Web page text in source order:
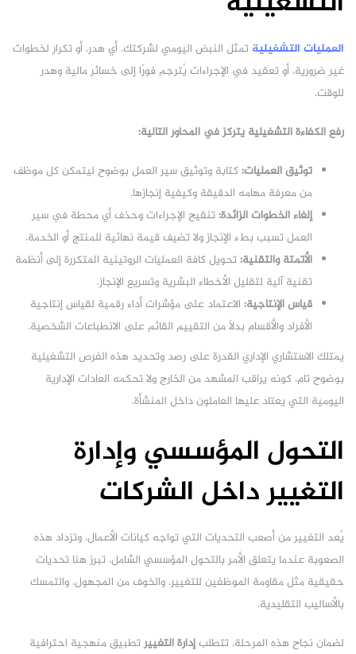
العمليات التشغيلية تمثل النبض اليومي لشركتك. أي هدر، أو تكرار لخطوات
غير ضرورية، أو تعقيد في الإجراءات يُترجم فورًا إلى خسائر مالية وهدر
للوقت.
رفع الكفاءة التشغيلية يتركز في المحاور التالية:
توثيق العمليات:كتابة وتوثيق سير العمل بوضوح ليتمكن كل موظف
من معرفة مهامه الدقيقة وكيفية إنجازها.
إلغاء الخطوات الزائدة: تنقيح الإجراءات وحذف أي محطة في سير
العمل تسبب بطء الإنجاز ولا تضيف قيمة نهائية للمنتج أو الخدمة.
الأتمتة والتقنية: تحويل كافة العمليات الروتينية المتكررة إلى أنظمة
تقنية آلية لتقليل الأخطاء البشرية وتسريع الإنجاز.
قياس الإنتاجية: الاعتماد على مؤشرات أداء رقمية لقياس إنتاجية
الأفراد والأقسام بدلاً من التقييم القائم على الانطباعات الشخصية.
يمتلك الاستشاري الإداري القدرة على رصد وتحديد هذه الفرص التشغيلية
بوضوح تام، كونه يراقب المشهد من الخارج ولا تحكمه العادات الإدارية
اليومية التي يعتاد عليها العاملون داخل المنشأة.
التحول المؤسسي وإدارة
التغيير داخل الشركات
يُعد التغيير من أصعب التحديات التي تواجه كيانات الأعمال، وتزداد هذه
الصعوبة عندما يتعلق الأمر بالتحول المؤسسي الشامل. تبرز هنا تحديات
حقيقية مثل مقاومة الموظفين للتغيير، والخوف من المجهول، والتمسك
بالأساليب التقليدية.
لضمان نجاح هذه المرحلة، تتطلبإدارة التغييرتطبيق منهجية احترافية